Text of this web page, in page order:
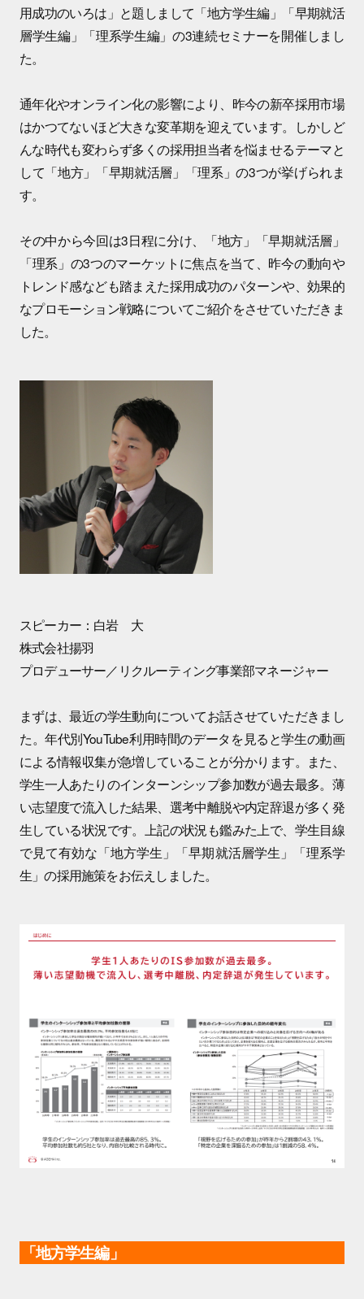
用成功のいろは」と題しまして「地方学生編」「早期就活
層学生編」「理系学生編」の3連続セミナーを開催しまし
た。
通年化やオンライン化の影響により、昨今の新卒採用市場
はかつてないほど大きな変革期を迎えています。しかしど
んな時代も変わらず多くの採用担当者を悩ませるテーマと
して「地方」「早期就活層」「理系」の3つが挙げられま
す。
その中から今回は3日程に分け、「地方」「早期就活層」
「理系」の3つのマーケットに焦点を当て、昨今の動向や
トレンド感なども踏まえた採用成功のパターンや、効果的
なプロモーション戦略についてご紹介をさせていただきま
した。
スピーカー：白岩 大
株式会社揚羽
プロデューサー／リクルーティング事業部マネージャー
まずは、最近の学生動向についてお話させていただきまし
た。年代別YouTube利用時間のデータを見ると学生の動画
による情報収集が急増していることが分かります。また、
学生一人あたりのインターンシップ参加数が過去最多。薄
い志望度で流入した結果、選考中離脱や内定辞退が多く発
生している状況です。上記の状況も鑑みた上で、学生目線
で見て有効な「地方学生」「早期就活層学生」「理系学
生」の採用施策をお伝えしました。
「地方学生編」